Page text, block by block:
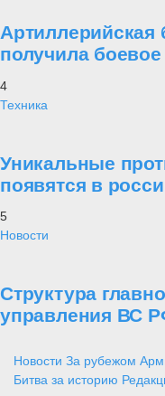
Артиллерийская
получила
4
Техника
Уникальные
появятся в
5
Новости
Структура
управления ВС
Новости За рубежом
Битва за историю